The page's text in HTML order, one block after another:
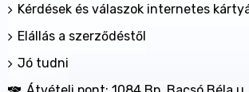
Kérdések és válaszok internetes
Elállás a szerződéstől
Jó tudni